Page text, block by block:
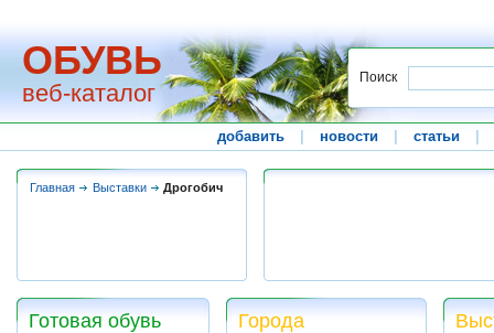
ОБУВЬ
веб-каталог
Поиск
добавить новости статьи
Главная Выставки Дрогобич
Готовая обувь
Города